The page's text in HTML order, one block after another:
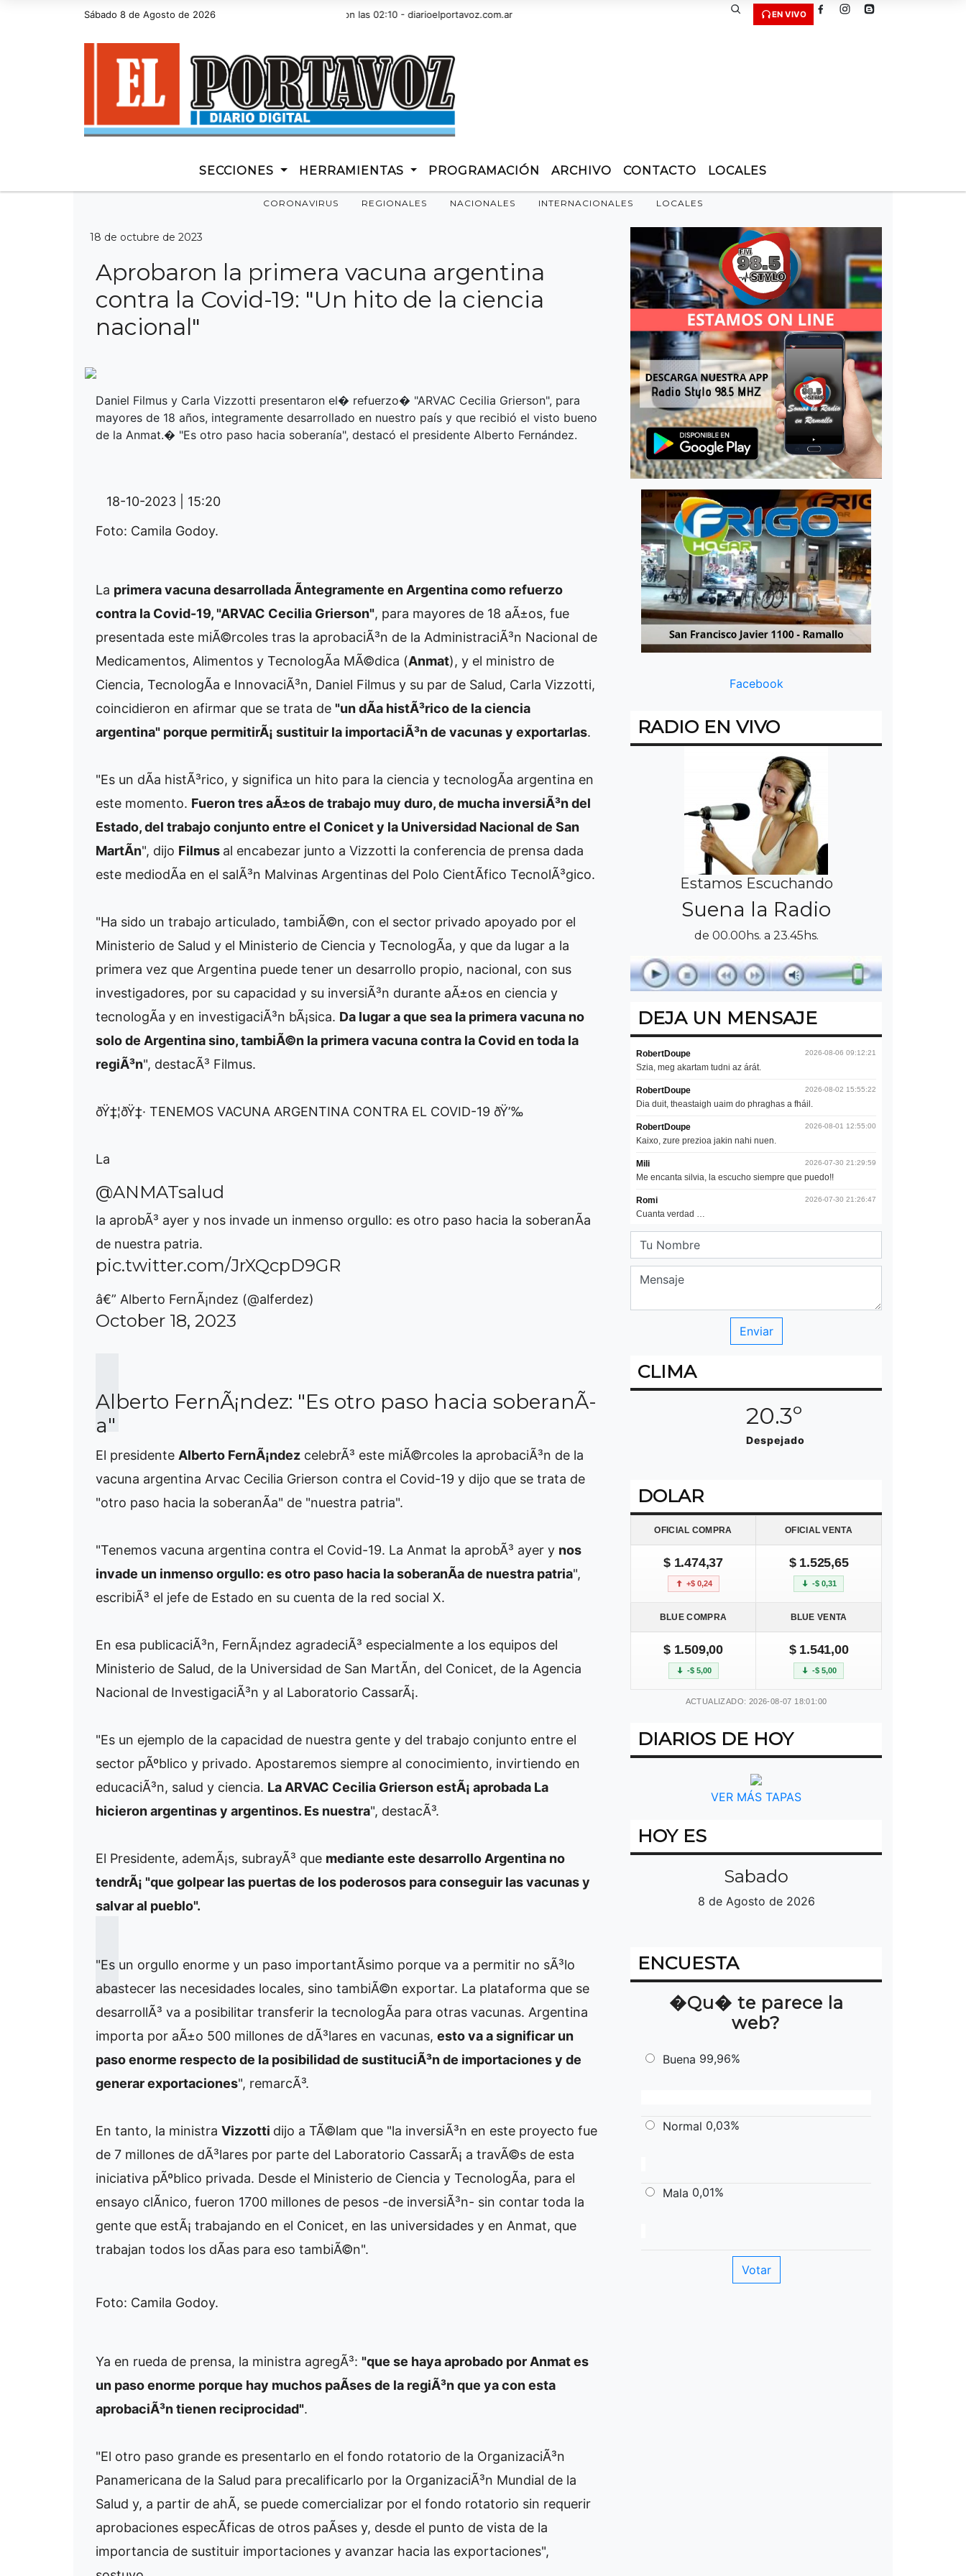
Sábado 8 de Agosto de 2026
Hoy es Sábado 8 de Agosto de 2026 y son las 02:10 - diarioelportavoz.com.ar EN VIVO
SECCIONES HERRAMIENTAS PROGRAMACIÓN ARCHIVO CONTACTO LOCALES
CORONAVIRUS REGIONALES NACIONALES INTERNACIONALES LOCALES
18 de octubre de 2023
Aprobaron la primera vacuna argentina
contra la Covid-19: "Un hito de la ciencia
nacional"
Daniel Filmus y Carla Vizzotti presentaron el� refuerzo� "ARVAC Cecilia Grierson", para
mayores de 18 años, integramente desarrollado en nuestro país y que recibió el visto bueno
de la Anmat.� "Es otro paso hacia soberanía", destacó el presidente Alberto Fernández.
18-10-2023 | 15:20
Foto: Camila Godoy.
La primera vacuna desarrollada Ã­ntegramente en Argentina como refuerzo
contra la Covid-19, "ARVAC Cecilia Grierson", para mayores de 18 aÃ±os, fue
presentada este miÃ©rcoles tras la aprobaciÃ³n de la AdministraciÃ³n Nacional de
Medicamentos, Alimentos y TecnologÃ­a MÃ©dica (Anmat), y el ministro de
Ciencia, TecnologÃ­a e InnovaciÃ³n, Daniel Filmus y su par de Salud, Carla Vizzotti,
coincidieron en afirmar que se trata de "un dÃ­a histÃ³rico de la ciencia
argentina" porque permitirÃ¡ sustituir la importaciÃ³n de vacunas y exportarlas.
"Es un dÃ­a histÃ³rico, y significa un hito para la ciencia y tecnologÃ­a argentina en
este momento. Fueron tres aÃ±os de trabajo muy duro, de mucha inversiÃ³n del
Estado, del trabajo conjunto entre el Conicet y la Universidad Nacional de San
MartÃ­n", dijo Filmus al encabezar junto a Vizzotti la conferencia de prensa dada
este mediodÃ­a en el salÃ³n Malvinas Argentinas del Polo CientÃ­fico TecnolÃ³gico.
"Ha sido un trabajo articulado, tambiÃ©n, con el sector privado apoyado por el
Ministerio de Salud y el Ministerio de Ciencia y TecnologÃ­a, y que da lugar a la
primera vez que Argentina puede tener un desarrollo propio, nacional, con sus
investigadores, por su capacidad y su inversiÃ³n durante aÃ±os en ciencia y
tecnologÃ­a y en investigaciÃ³n bÃ¡sica. Da lugar a que sea la primera vacuna no
solo de Argentina sino, tambiÃ©n la primera vacuna contra la Covid en toda la
regiÃ³n", destacÃ³ Filmus.
ðŸ‡¦ðŸ‡· TENEMOS VACUNA ARGENTINA CONTRA EL COVID-19 ðŸ’‰
La
@ANMATsalud
la aprobÃ³ ayer y nos invade un inmenso orgullo: es otro paso hacia la soberanÃ­a
de nuestra patria.
pic.twitter.com/JrXQcpD9GR
â€” Alberto FernÃ¡ndez (@alferdez)
October 18, 2023
Alberto FernÃ¡ndez: "Es otro paso hacia soberanÃ­
a"
El presidente Alberto FernÃ¡ndez celebrÃ³ este miÃ©rcoles la aprobaciÃ³n de la
vacuna argentina Arvac Cecilia Grierson contra el Covid-19 y dijo que se trata de
"otro paso hacia la soberanÃ­a" de "nuestra patria".
"Tenemos vacuna argentina contra el Covid-19. La Anmat la aprobÃ³ ayer y nos
invade un inmenso orgullo: es otro paso hacia la soberanÃ­a de nuestra patria",
escribiÃ³ el jefe de Estado en su cuenta de la red social X.
En esa publicaciÃ³n, FernÃ¡ndez agradeciÃ³ especialmente a los equipos del
Ministerio de Salud, de la Universidad de San MartÃ­n, del Conicet, de la Agencia
Nacional de InvestigaciÃ³n y al Laboratorio CassarÃ¡.
"Es un ejemplo de la capacidad de nuestra gente y del trabajo conjunto entre el
sector pÃºblico y privado. Apostaremos siempre al conocimiento, invirtiendo en
educaciÃ³n, salud y ciencia. La ARVAC Cecilia Grierson estÃ¡ aprobada La
hicieron argentinas y argentinos. Es nuestra", destacÃ³.
El Presidente, ademÃ¡s, subrayÃ³ que mediante este desarrollo Argentina no
tendrÃ¡ "que golpear las puertas de los poderosos para conseguir las vacunas y
salvar al pueblo".
"Es un orgullo enorme y un paso importantÃ­simo porque va a permitir no sÃ³lo
abastecer las necesidades locales, sino tambiÃ©n exportar. La plataforma que se
desarrollÃ³ va a posibilitar transferir la tecnologÃ­a para otras vacunas. Argentina
importa por aÃ±o 500 millones de dÃ³lares en vacunas, esto va a significar un
paso enorme respecto de la posibilidad de sustituciÃ³n de importaciones y de
generar exportaciones", remarcÃ³.
En tanto, la ministra Vizzotti dijo a TÃ©lam que "la inversiÃ³n en este proyecto fue
de 7 millones de dÃ³lares por parte del Laboratorio CassarÃ¡ a travÃ©s de esta
iniciativa pÃºblico privada. Desde el Ministerio de Ciencia y TecnologÃ­a, para el
ensayo clÃ­nico, fueron 1700 millones de pesos -de inversiÃ³n- sin contar toda la
gente que estÃ¡ trabajando en el Conicet, en las universidades y en Anmat, que
trabajan todos los dÃ­as para eso tambiÃ©n".
Foto: Camila Godoy.
Ya en rueda de prensa, la ministra agregÃ³: "que se haya aprobado por Anmat es
un paso enorme porque hay muchos paÃ­ses de la regiÃ³n que ya con esta
aprobaciÃ³n tienen reciprocidad".
"El otro paso grande es presentarlo en el fondo rotatorio de la OrganizaciÃ³n
Panamericana de la Salud para precalificarlo por la OrganizaciÃ³n Mundial de la
Salud y, a partir de ahÃ­, se puede comercializar por el fondo rotatorio sin requerir
aprobaciones especÃ­ficas de otros paÃ­ses y, desde el punto de vista de la
importancia de sustituir importaciones y avanzar hacia las exportaciones",
Facebook
RADIO EN VIVO
Estamos Escuchando
Suena la Radio
de 00.00hs. a 23.45hs.
DEJA UN MENSAJE
CLIMA
20.3º
Despejado
DOLAR
OFICIAL COMPRA OFICIAL VENTA
$ 1.474,37
+$ 0,24
$ 1.525,65
-$ 0,31
BLUE COMPRA BLUE VENTA
$ 1.509,00
-$ 5,00
$ 1.541,00
-$ 5,00
ACTUALIZADO: 2026-08-07 18:01:00
DIARIOS DE HOY
VER MÁS TAPAS
HOY ES
Sabado
8 de Agosto de 2026
ENCUESTA
�Qu� te parece la
web?
Buena 99,96%
Normal 0,03%
Mala 0,01%